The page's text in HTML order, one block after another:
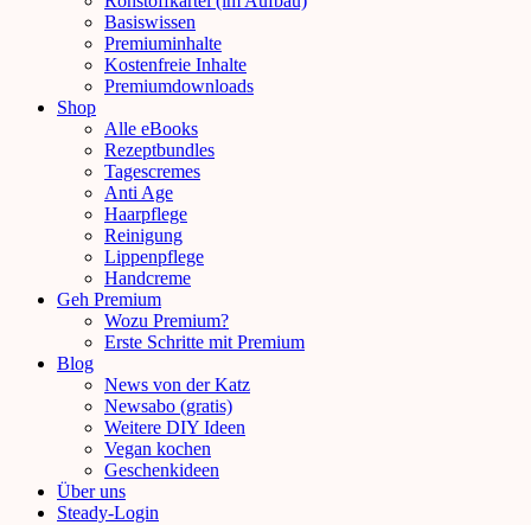
Basiswissen
Premiuminhalte
Kostenfreie Inhalte
Premiumdownloads
Shop
Alle eBooks
Rezeptbundles
Tagescremes
Anti Age
Haarpflege
Reinigung
Lippenpflege
Handcreme
Geh Premium
Wozu Premium?
Erste Schritte mit Premium
Blog
News von der Katz
Newsabo (gratis)
Weitere DIY Ideen
Vegan kochen
Geschenkideen
Über uns
Steady-Login